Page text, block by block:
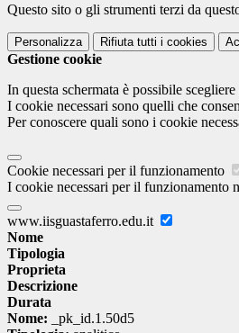
Questo sito o gli strumenti terzi da
Personalizza Rifiuta tutti i cookies
Gestione cookie
In questa schermata è possibile
I cookie necessari sono quelli che
Per conoscere quali sono i cookie
Cookie necessari per il funzionamento
I cookie necessari per il funzionamento
www.iisguastaferro.edu.it
Nome
Tipologia
Proprieta
Descrizione
Durata
Nome: _pk_id.1.50d5